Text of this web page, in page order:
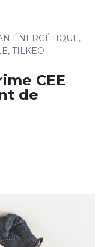
ÉNERGÉTIQUE,
, TILKEO
CEE
de